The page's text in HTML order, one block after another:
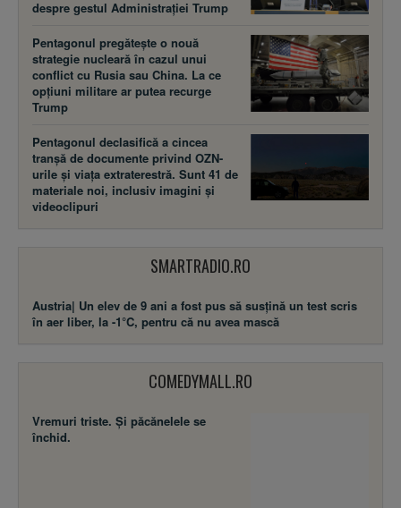
despre gestul Administrației Trump
Pentagonul pregătește o nouă
strategie nucleară în cazul unui
conflict cu Rusia sau China. La ce
opțiuni militare ar putea recurge
Trump
Pentagonul declasifică a cincea
tranșă de documente privind OZN-
urile și viața extraterestră. Sunt 41 de
materiale noi, inclusiv imagini și
videoclipuri
SMARTRADIO.RO
Austria| Un elev de 9 ani a fost pus să susţină un test scris
în aer liber, la -1°C, pentru că nu avea mască
COMEDYMALL.RO
Vremuri triste. Şi păcănelele se
închid.